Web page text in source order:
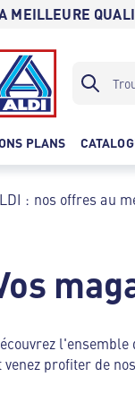
MEILLEURE
PLANS
: nos offres au
l'ensemble
venez profiter de